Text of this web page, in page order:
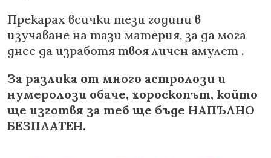
Прекарах всички тези години в
изучаване на тази материя, за да мога
днес да изработя твоя личен амулет .
За разлика от много астролози и
нумеролози обаче, хороскопът, който
ще изготвя за теб ще бъде НАПЪЛНО
БЕЗПЛАТЕН.